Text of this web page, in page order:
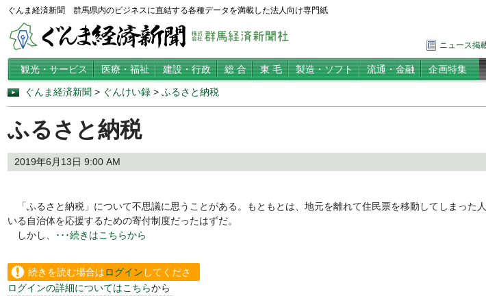
ぐんま経済新聞 群馬県内のビジネスに直結する各種データを満載した法人向け専門紙
ニュース掲
観光・サービス 医療・福祉 建設・行政 総 合 東 毛 製造・ソフト 流通・金融 企画特集
ぐんま経済新聞 > ぐんけい録 > ふるさと納税
ふるさと納税
2019年6月13日 9:00 AM
「ふるさと納税」について不思議に思うことがある。もともとは、地元を離れて住民票を移動してしまった
いる自治体を応援するための寄付制度だったはずだ。
しかし、
･･･続きはこちらから
続きを読む場合はログイン してくださ
い。
ログインの詳細についてはこちらから